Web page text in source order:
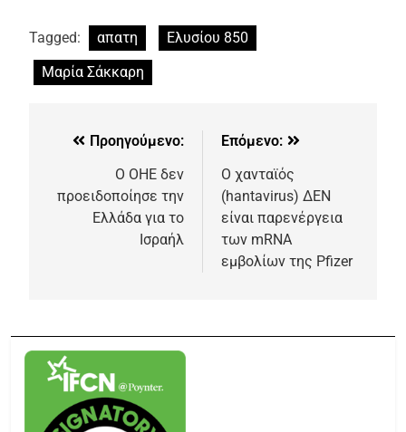
Tagged: απατη
Ελυσίου 850
Μαρία Σάκκαρη
Προηγούμενο:
Ο ΟΗΕ δεν
προειδοποίησε την
Ελλάδα για το
Ισραήλ
Επόμενο:
Ο χανταϊός
(hantavirus) ΔΕΝ
είναι παρενέργεια
των mRNA
εμβολίων της Pfizer